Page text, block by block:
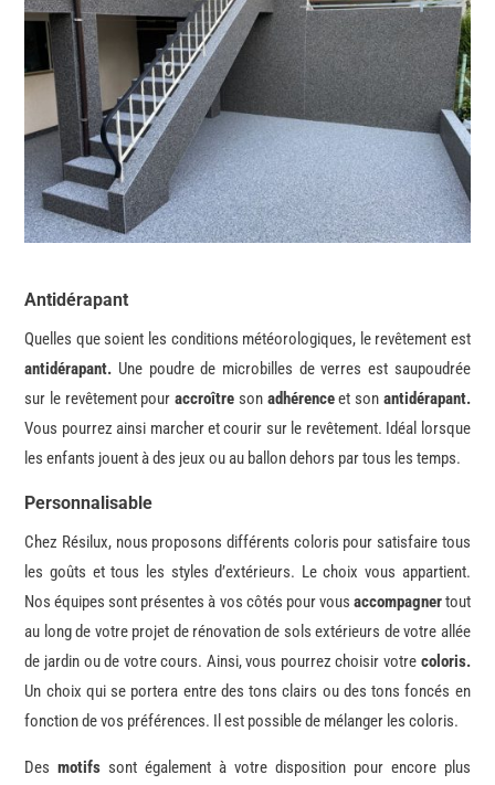
Antidérapant
Quelles que soient les conditions météorologiques, le revêtement est
antidérapant. Une poudre de microbilles de verres est saupoudrée
sur le revêtement pouraccroître son adhérenceet son antidérapant.
Vous pourrez ainsi marcher et courir sur le revêtement. Idéal lorsque
les enfants jouent à des jeux ou au ballon dehors par tous les temps.
Personnalisable
Chez Résilux, nous proposons différents coloris pour satisfaire tous
les goûts et tous les styles d’extérieurs. Le choix vous appartient.
Nos équipes sont présentes à vos côtés pour vous accompagnertout
au long de votre projet de rénovation de sols extérieurs de votre allée
de jardin ou de votre cours. Ainsi, vous pourrez choisir votre coloris.
Un choix qui se portera entre des tons clairs ou des tons foncés en
fonction de vos préférences. Il est possible de mélanger les coloris.
Desmotifs sont également à votre disposition pour encore plus